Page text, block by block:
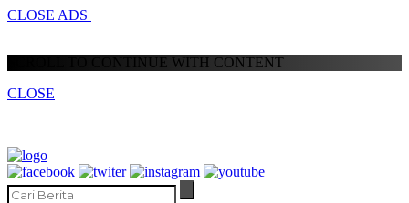
CLOSE ADS
SCROLL TO CONTINUE WITH CONTENT
CLOSE